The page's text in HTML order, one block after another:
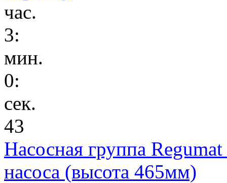
час.
3:
мин.
0:
сек.
43
Насосная группа
насоса (высота 465мм)